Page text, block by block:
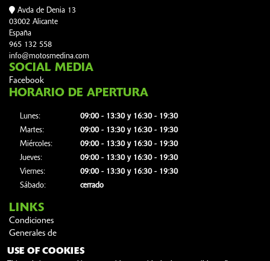
Avda de Denia 13
03002 Alicante
España
965 132 558
info@motosmedina.com
SOCIAL MEDIA
Facebook
HORARIO DE APERTURA
Lunes:
09:00 - 13:30 y 16:30 - 19:30
Martes:
09:00 - 13:30 y 16:30 - 19:30
Miércoles:
09:00 - 13:30 y 16:30 - 19:30
Jueves:
09:00 - 13:30 y 16:30 - 19:30
Viernes:
09:00 - 13:30 y 16:30 - 19:30
Sábado:
cerrado
LINKS
Condiciones
Generales de
Contratación
Términos
USE OF COOKIES